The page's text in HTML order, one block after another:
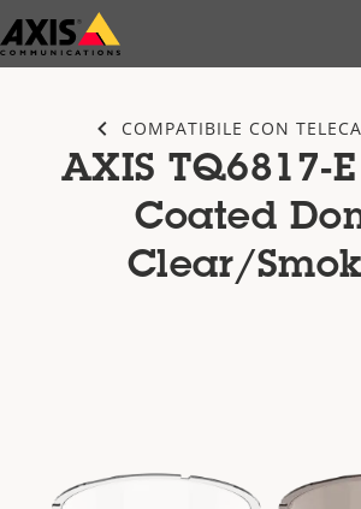
Salta
al
COMPATIBILE CON
AXIS TQ6817-
Coated
Clear/